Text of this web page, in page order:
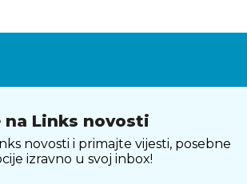
Links novosti
novosti i primajte vijesti, posebne
izravno u svoj inbox!